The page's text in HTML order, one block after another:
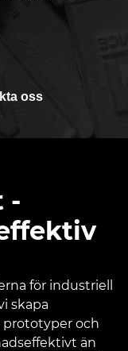
oss
-
för industriell
skapa
prototyper och
än